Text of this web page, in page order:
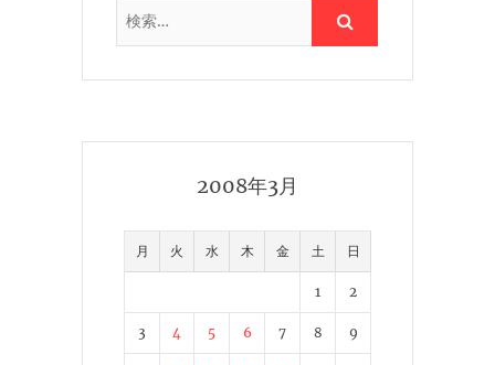
2008年3月
月 火 水 木 金 土 日
1 2
3 4 5 6 7 8 9